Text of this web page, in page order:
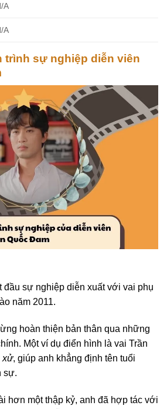
A
A
trình sự nghiệp diễn viên
đầu sự nghiệp diễn xuất với vai phụ
năm 2011.
hoàn thiện bản thân qua những
Một ví dụ điển hình là vai Trần
xử, giúp anh khẳng định tên tuổi
sự.
hơn một thập kỷ, anh đã hợp tác với